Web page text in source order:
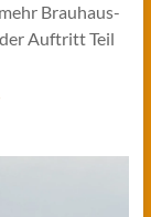
Brauhaus-
Auftritt Teil